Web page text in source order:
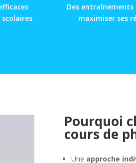
Des entraînements
maximiser ses
Pourquoi
cours de
Une approche